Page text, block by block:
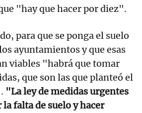
"hay que hacer por diez".
para que se ponga el suelo
ayuntamientos y que esas
viables "habrá que tomar
que son las que planteó el
"La ley de medidas urgentes
falta de suelo y hacer